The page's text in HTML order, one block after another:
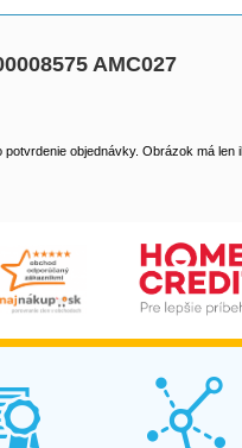
AMC027
objednávky. Obrázok má len